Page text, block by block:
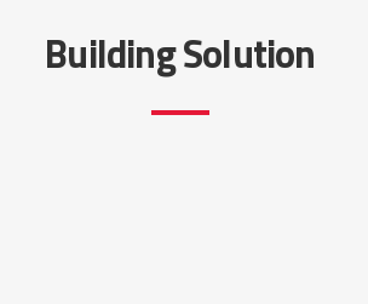
Building Solution